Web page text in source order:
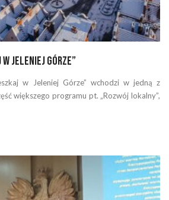
Jeleniej Górze”
w Jeleniej Górze” wchodzi w jedną z
większego programu pt. „Rozwój lokalny”,